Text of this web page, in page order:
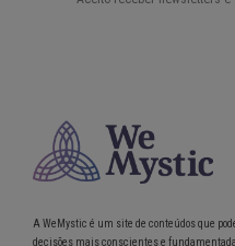
A WeMystic é um site de conteúdos que
decisões mais conscientes e